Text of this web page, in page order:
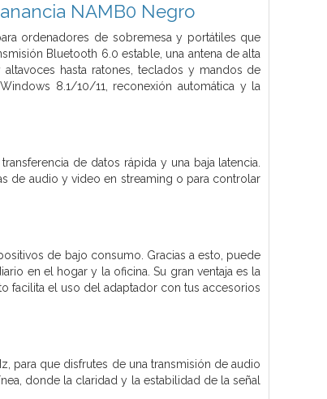
NAMB0 Negro
ordenadores de sobremesa y portátiles que
Bluetooth 6.0 estable, una antena de alta
hasta ratones, teclados y mandos de
8.1/10/11, reconexión automática y la
de datos rápida y una baja latencia.
de audio y video en streaming o para controlar
de bajo consumo. Gracias a esto, puede
en el hogar y la oficina. Su gran ventaja es la
facilita el uso del adaptador con tus accesorios
para que disfrutes de una transmisión de audio
donde la claridad y la estabilidad de la señal